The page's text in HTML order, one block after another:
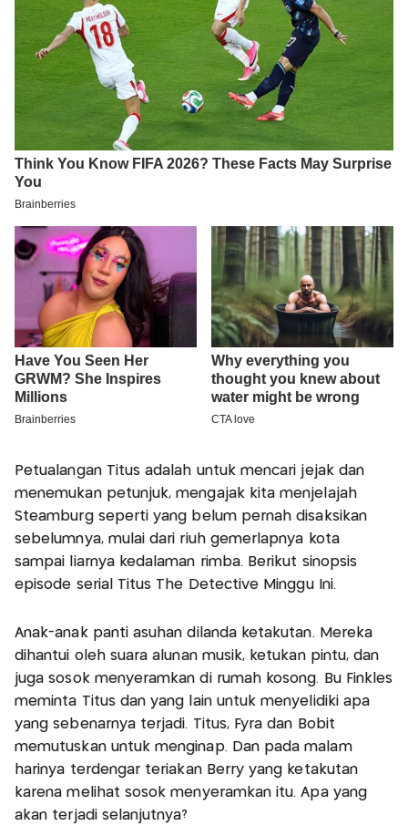
Petualangan Titus adalah untuk mencari jejak dan
menemukan petunjuk, mengajak kita menjelajah
Steamburg seperti yang belum pernah disaksikan
sebelumnya, mulai dari riuh gemerlapnya kota
sampai liarnya kedalaman rimba. Berikut sinopsis
episode serial Titus The Detective Minggu Ini.
Anak-anak panti asuhan dilanda ketakutan. Mereka
dihantui oleh suara alunan musik, ketukan pintu, dan
juga sosok menyeramkan di rumah kosong. Bu Finkles
meminta Titus dan yang lain untuk menyelidiki apa
yang sebenarnya terjadi. Titus, Fyra dan Bobit
memutuskan untuk menginap. Dan pada malam
harinya terdengar teriakan Berry yang ketakutan
karena melihat sosok menyeramkan itu. Apa yang
akan terjadi selanjutnya?